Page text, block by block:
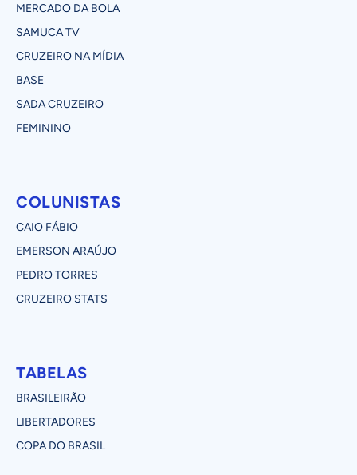
MERCADO DA BOLA
SAMUCA TV
CRUZEIRO NA MÍDIA
BASE
SADA CRUZEIRO
FEMININO
COLUNISTAS
CAIO FÁBIO
EMERSON ARAÚJO
PEDRO TORRES
CRUZEIRO STATS
TABELAS
BRASILEIRÃO
LIBERTADORES
COPA DO BRASIL